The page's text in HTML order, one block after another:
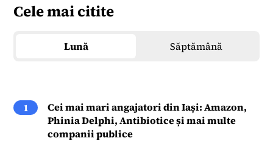
Cele mai citite
Lună Săptămână
1
Cei mai mari angajatori din Iași: Amazon,
Phinia Delphi, Antibiotice și mai multe
companii publice